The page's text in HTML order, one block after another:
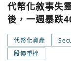
代幣化敘事失
後，一週暴跌
代幣化資產
股價重挫